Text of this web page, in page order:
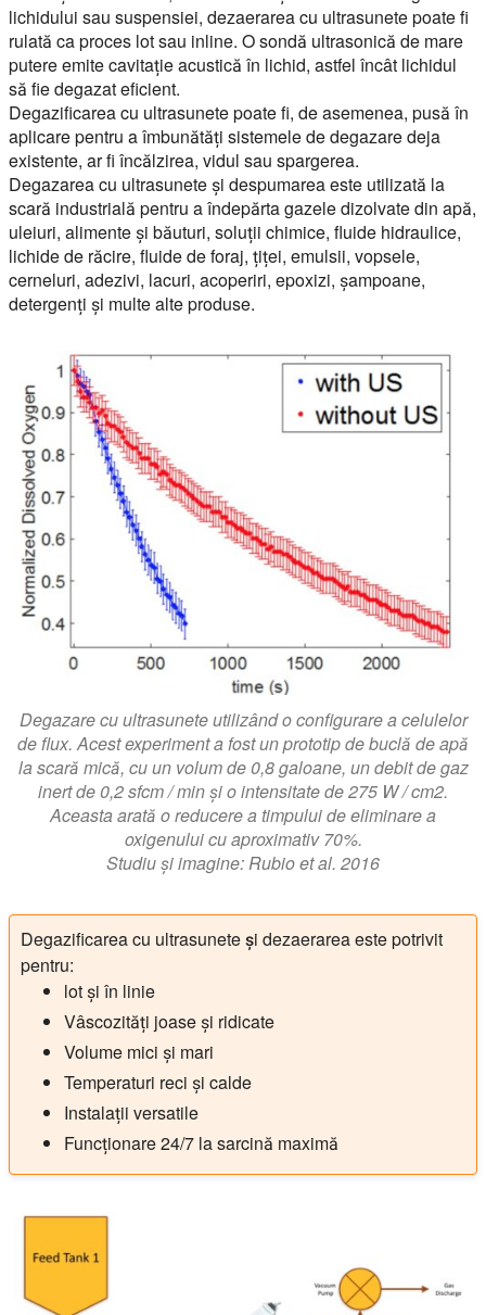
lichidului sau suspensiei, dezaerarea cu ultrasunete poate fi
rulată ca proces lot sau inline. O sondă ultrasonică de mare
putere emite cavitație acustică în lichid, astfel încât lichidul
să fie degazat eficient.
Degazificarea cu ultrasunete poate fi, de asemenea, pusă în
aplicare pentru a îmbunătăți sistemele de degazare deja
existente, ar fi încălzirea, vidul sau spargerea.
Degazarea cu ultrasunete și despumarea este utilizată la
scară industrială pentru a îndepărta gazele dizolvate din apă,
uleiuri, alimente și băuturi, soluții chimice, fluide hidraulice,
lichide de răcire, fluide de foraj, țiței, emulsii, vopsele,
cerneluri, adezivi, lacuri, acoperiri, epoxizi, șampoane,
detergenți și multe alte produse.
Degazare cu ultrasunete utilizând o configurare a celulelor
de flux. Acest experiment a fost un prototip de buclă de apă
la scară mică, cu un volum de 0,8 galoane, un debit de gaz
inert de 0,2 sfcm / min și o intensitate de 275 W / cm2.
Aceasta arată o reducere a timpului de eliminare a
oxigenului cu aproximativ 70%.
Studiu și imagine: Rubio et al. 2016
Degazificarea cu ultrasunete și dezaerarea este potrivit
pentru:
lot și în linie
Vâscozități joase și ridicate
Volume mici și mari
Temperaturi reci și calde
Instalații versatile
Funcționare 24/7 la sarcină maximă